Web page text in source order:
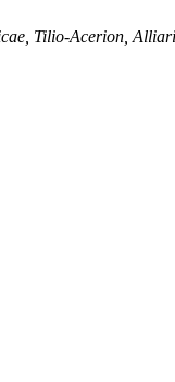
Tilio-Acerion,